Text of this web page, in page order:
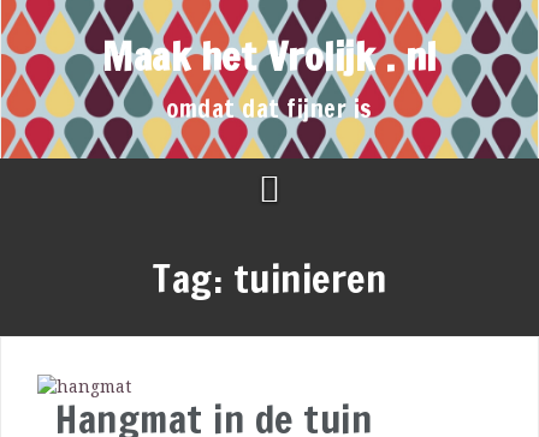
Maak het Vrolijk . nl
omdat dat fijner is
Tag: tuinieren
Hangmat in de tuin